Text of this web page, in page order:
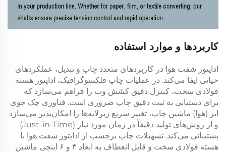
کاربردها و موارد استفاده
اداپتور شفت هوا در کاربردهای متعدد چاپ و تبدیل، عملکردهای
حیاتی ایفا می‌کند. در عملیات چاپ فلکسوگرافیک، اداپتور هسته
فولادی سخت، کنترل دقیق کشش وب را فراهم می‌سازد که
برای دستیابی به ثبت دقیق چاپ ضروری است. فناوری چک جوی
ایر (هوا) ماشین چاپ، تغییر سریع زیرلایه‌ها را امکان‌پذیر می‌سازد
و از روش‌های تولید دقیقاً در زمان مورد نیاز (Just-in-Time)
پشتیبانی می‌کند. تسهیلات چاپ برچسب از اداپتور شفت هوا با
هسته فولادی سخت و قابل انعطاف به ابعاد ۳ و ۶ اینچی ماشین